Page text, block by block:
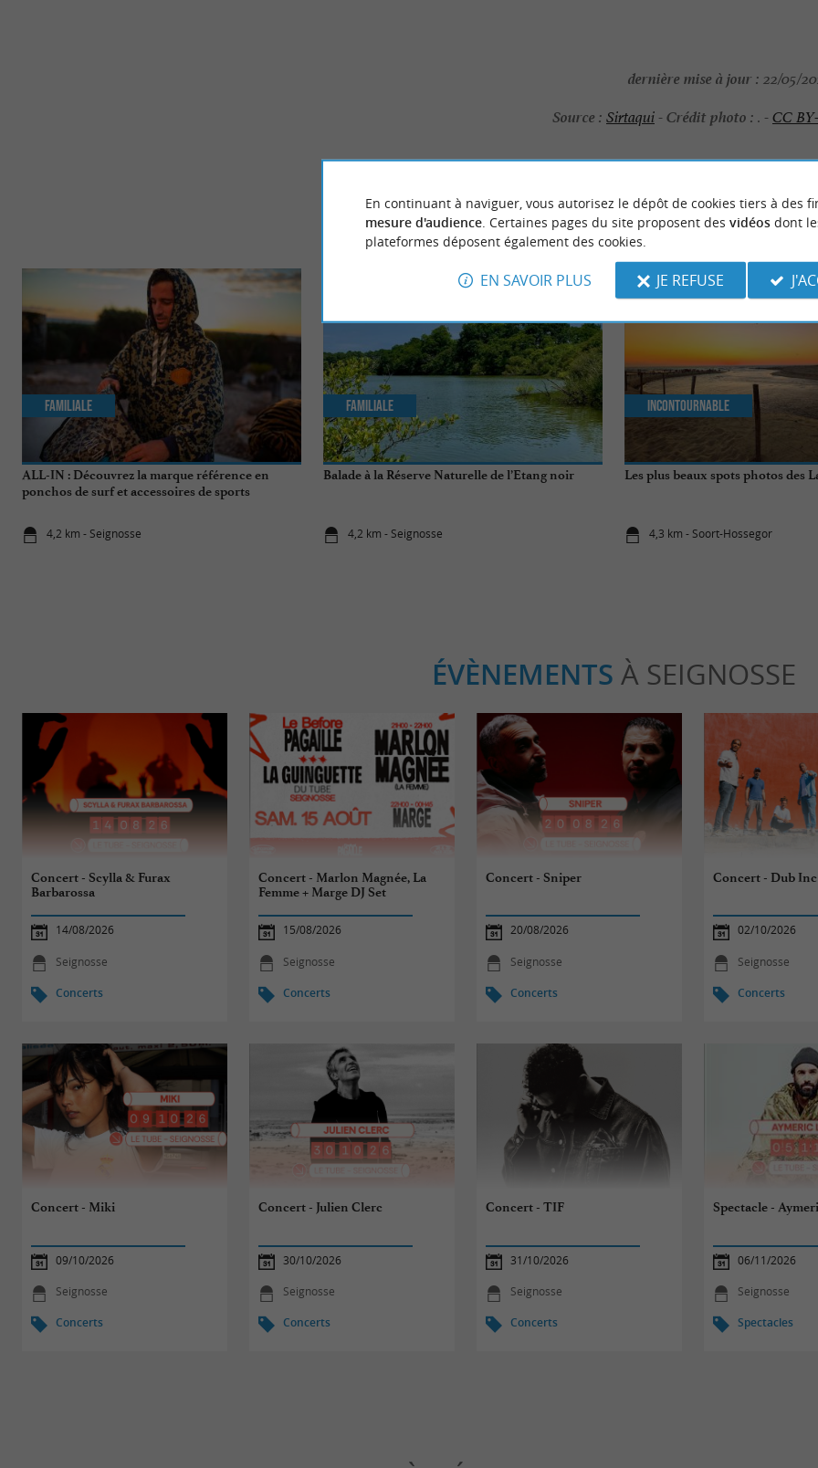
dernière mise à jour : 22/05/
Source : Sirtaqui-Crédit photo : . -CC
NOUS AVONS TESTÉPOUR
ALL-IN : Découvrez la marque référence en
ponchos de surf et accessoires de sports
4,2 km - Seignosse
Familiale
Balade à la Réserve Naturelle de l’Etang noir
4,2 km - Seignosse
Familiale
Les plus beaux spots photos des
4,3 km - Soort-Hossegor
Incontournable
ÉVÈNEMENTS À SEIGNOSSE
Concert - Scylla & Furax
Barbarossa
14/08/2026
Seignosse
Concerts
Concert - Marlon Magnée, La
Femme + Marge DJ Set
15/08/2026
Seignosse
Concerts
Concert - Sniper
20/08/2026
Seignosse
Concerts
Concert - Dub Inc
02/10/2026
Seignosse
Concerts
Concert - Miki
09/10/2026
Seignosse
Concerts
Concert - Julien Clerc
30/10/2026
Seignosse
Concerts
Concert - TIF
31/10/2026
Seignosse
Concerts
Spectacle -
06/11/2026
Seignosse
Spectacles
En continuant à naviguer, vous autorisez le dépôt de cookies tiers à des
mesure d'audience. Certaines pages du site proposent des vidéosdont
plateformes déposent également des cookies.
EN SAVOIR PLUS JE REFUSE